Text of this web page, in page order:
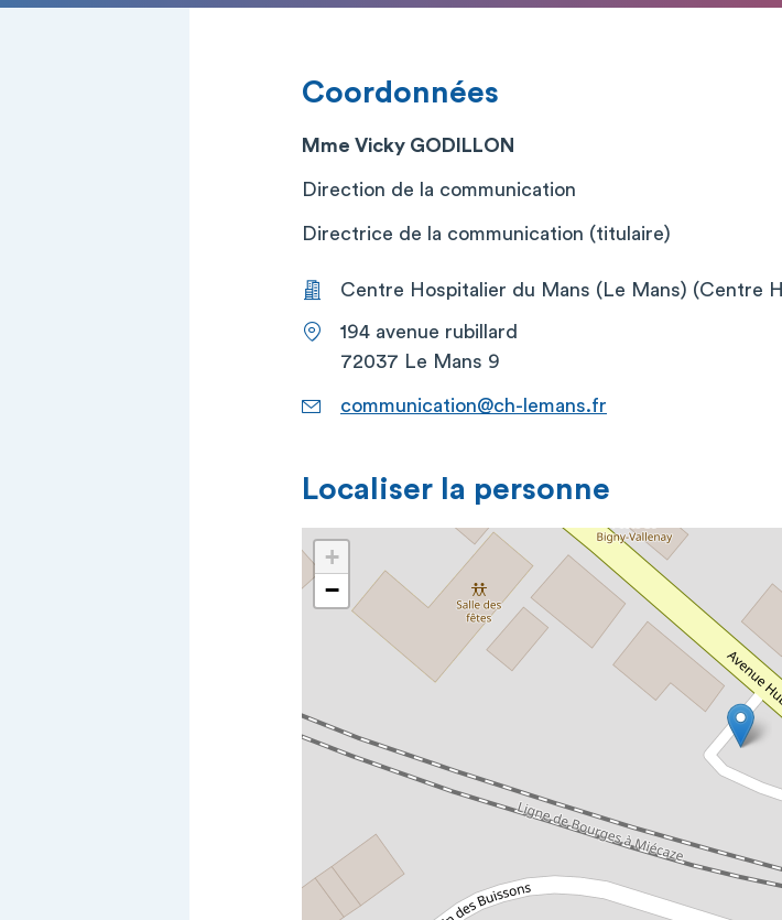
Coordonnées
Mme Vicky GODILLON
Direction de la communication
Directrice de la communication (titulaire)
Centre Hospitalier du Mans (Le Mans) (Centre
194 avenue rubillard
72037 Le Mans 9
communication@ch-lemans.fr
Localiser la personne
+
−